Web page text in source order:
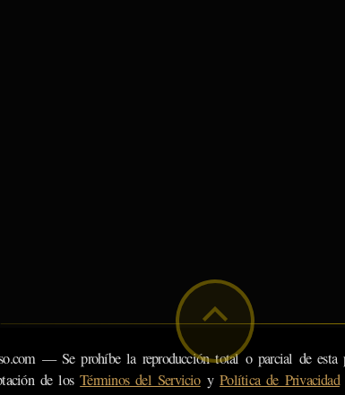
— Se prohíbe la reproducción total o parcial de esta
de losTérminos del ServicioyPolítica de Privacidad